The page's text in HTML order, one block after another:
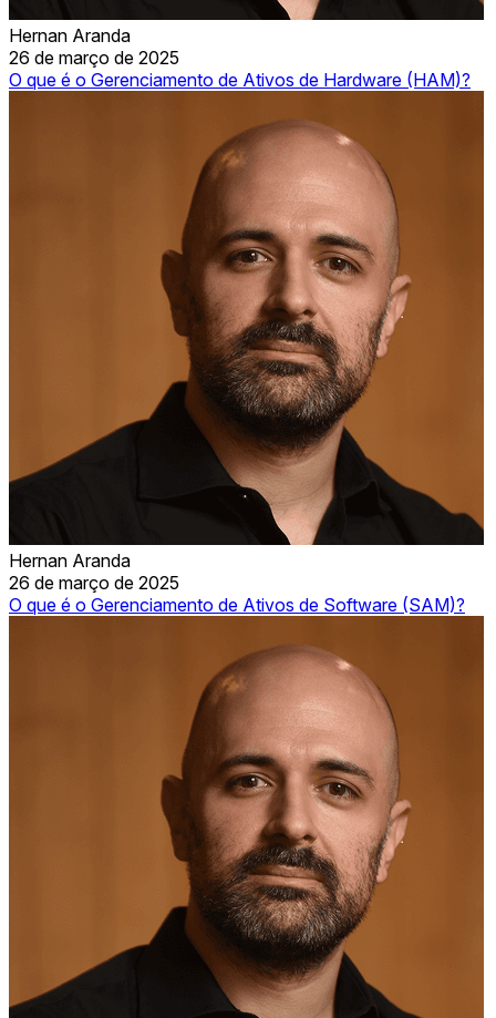
Hernan Aranda
26 de março de 2025
O que é o Gerenciamento de Ativos de Hardware (HAM)?
Hernan Aranda
26 de março de 2025
O que é o Gerenciamento de Ativos de Software (SAM)?